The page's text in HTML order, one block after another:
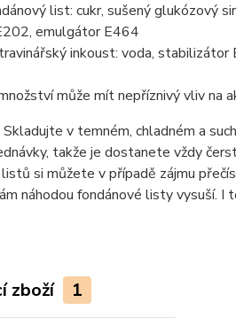
list: cukr, sušený glukózový
emulgátor E464
inkoust: voda,
může mít nepříznivý vliv na
Skladujte v temném, chladném a
takže je dostanete vždy
si můžete v případě zájmu
náhodou fondánové listy vysuší. I
zboží 1